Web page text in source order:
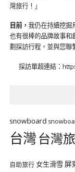
灣旅行！」
目前， 我仍在持續挖掘
也有很棒的品牌故事和
劃採訪行程，並與您聯
採訪單超連結：
snowboard
台灣台灣
自助旅行 女生滑雪 屏